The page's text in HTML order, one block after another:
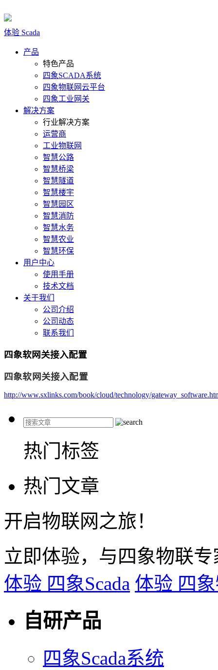
体验 Scada
产品
特色产品
四象SCADA系统
四象物联网云平台
四象工业网关
解决方案
行业解决方案
运营商
工业物联网
智慧公路
智慧桥梁
智慧隧道
智慧楼宇
智慧园区
智慧消防
智慧水务
智慧农业
智慧环保
用户中心
使用手册
技术文档
关于我们
公司介绍
公司动态
联系我们
四象软网关接入配置
四象软网关接入配置
http://www.sxlinks.com/book/cloud/technology/
热门标签
热门文章
开启物联网之旅！
立即体验，与四象物联
体验 四象Scada 体验 四
自研产品
四象Scada系统